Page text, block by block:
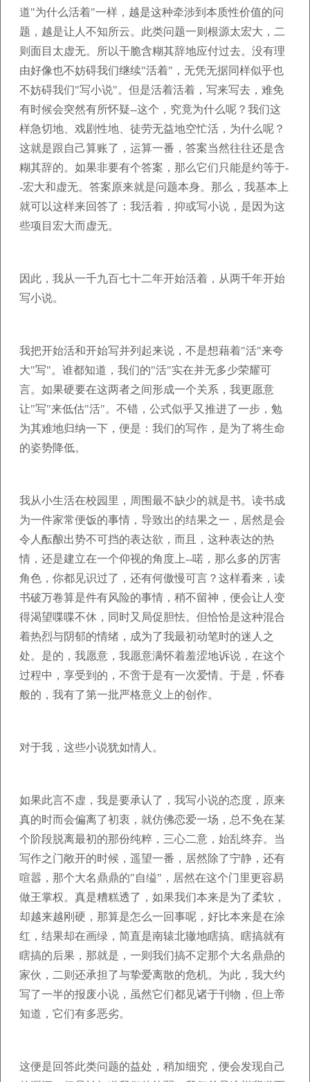
道"为什么活着"一样，越是这种牵涉到本质性价值的问
题，越是让人不知所云。此类问题一则根源太宏大，二
则面目太虚无。所以干脆含糊其辞地应付过去。没有理
由好像也不妨碍我们继续"活着"，无凭无据同样似乎也
不妨碍我们"写小说"。但是活着活着，写来写去，难免
有时候会突然有所怀疑--这个，究竟为什么呢？我们这
样急切地、戏剧性地、徒劳无益地空忙活，为什么呢？
这就是跟自己算账了，运算一番，答案当然往往还是含
糊其辞的。如果非要有个答案，那么它们只能是约等于-
-宏大和虚无。答案原来就是问题本身。那么，我基本上
就可以这样来回答了：我活着，抑或写小说，是因为这
些项目宏大而虚无。
因此，我从一千九百七十二年开始活着，从两千年开始
写小说。
我把开始活和开始写并列起来说，不是想藉着"活"来夸
大"写"。谁都知道，我们的"活"实在并无多少荣耀可
言。如果硬要在这两者之间形成一个关系，我更愿意
让"写"来低估"活"。不错，公式似乎又推进了一步，勉
为其难地归纳一下，便是：我们的写作，是为了将生命
的姿势降低。
我从小生活在校园里，周围最不缺少的就是书。读书成
为一件家常便饭的事情，导致出的结果之一，居然是会
令人酝酿出势不可挡的表达欲，而且，这种表达的热
情，还是建立在一个仰视的角度上--喏，那么多的厉害
角色，你都见识过了，还有何傲慢可言？这样看来，读
书破万卷算是件有风险的事情，稍不留神，便会让人变
得渴望喋喋不休，同时又局促胆怯。但恰恰是这种混合
着热烈与阴郁的情绪，成为了我最初动笔时的迷人之
处。是的，我愿意，我愿意满怀着羞涩地诉说，在这个
过程中，享受到的，不啻于是有一次爱情。于是，怀春
般的，我有了第一批严格意义上的创作。
对于我，这些小说犹如情人。
如果此言不虚，我是要承认了，我写小说的态度，原来
真的时而会偏离了初衷，就仿佛恋爱一场，总不免在某
个阶段脱离最初的那份纯粹，三心二意，始乱终弃。当
写作之门敞开的时候，遥望一番，居然除了宁静，还有
喧嚣，那个大名鼎鼎的"自缢"，居然在这个门里更容易
做王掌权。真是糟糕透了，如果我们本来是为了柔软，
却越来越刚硬，那算是怎么一回事呢，好比本来是在涂
红，结果却在画绿，简直是南辕北辙地瞎搞。瞎搞就有
瞎搞的后果，那就是，一则我们搞不定那个大名鼎鼎的
家伙，二则还承担了与挚爱离散的危机。为此，我大约
写了一半的报废小说，虽然它们都见诸于刊物，但上帝
知道，它们有多恶劣。
这便是回答此类问题的益处，稍加细究，便会发现自己